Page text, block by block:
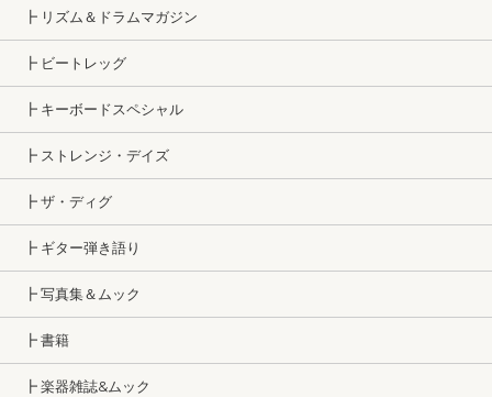
┣ リズム＆ドラムマガジン
┣ ビートレッグ
┣ キーボードスペシャル
┣ ストレンジ・デイズ
┣ ザ・ディグ
┣ ギター弾き語り
┣ 写真集＆ムック
┣ 書籍
┣ 楽器雑誌&ムック